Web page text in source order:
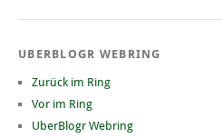
UBERBLOGR WEBRING
Zurück im Ring
Vor im Ring
UberBlogr Webring